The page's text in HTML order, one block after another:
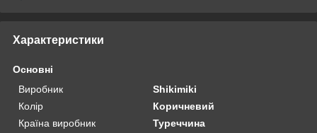
Характеристики
Основні
Виробник
Shikimiki
Колір
Коричневий
Країна виробник
Туреччина